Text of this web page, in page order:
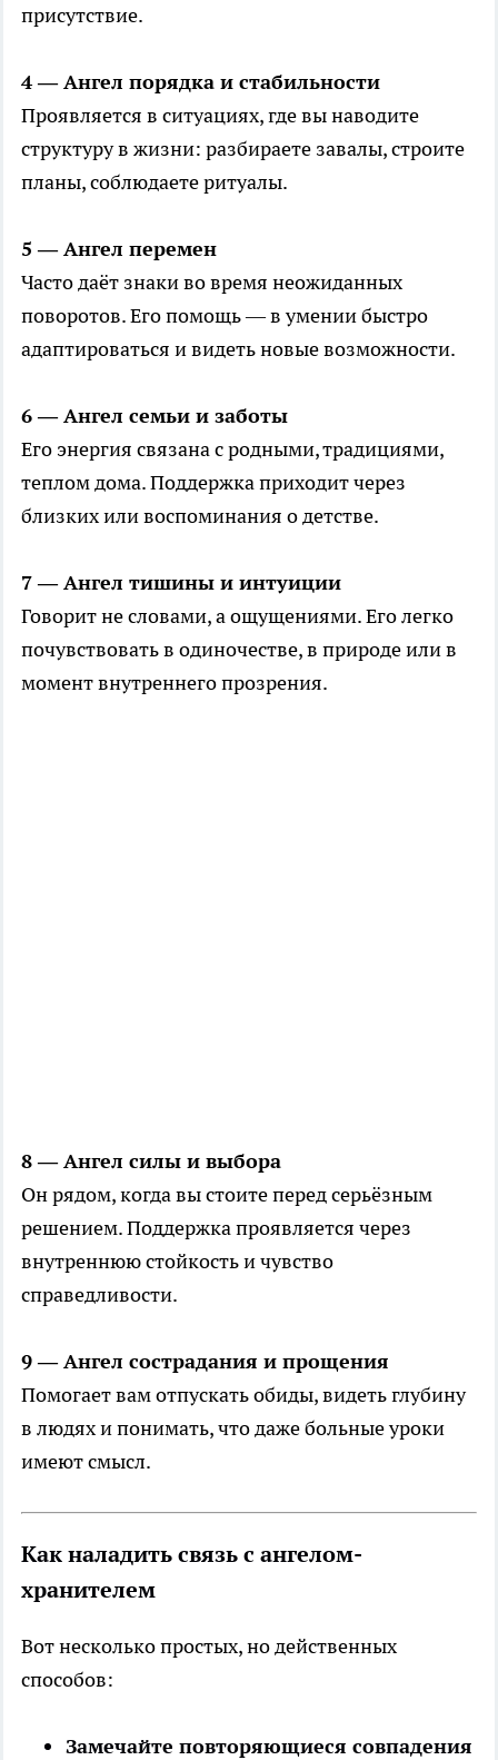
присутствие.
4 — Ангел порядка и стабильности
Проявляется в ситуациях, где вы наводите
структуру в жизни: разбираете завалы, строите
планы, соблюдаете ритуалы.
5 — Ангел перемен
Часто даёт знаки во время неожиданных
поворотов. Его помощь — в умении быстро
адаптироваться и видеть новые возможности.
6 — Ангел семьи и заботы
Его энергия связана с родными, традициями,
теплом дома. Поддержка приходит через
близких или воспоминания о детстве.
7 — Ангел тишины и интуиции
Говорит не словами, а ощущениями. Его легко
почувствовать в одиночестве, в природе или в
момент внутреннего прозрения.
8 — Ангел силы и выбора
Он рядом, когда вы стоите перед серьёзным
решением. Поддержка проявляется через
внутреннюю стойкость и чувство
справедливости.
9 — Ангел сострадания и прощения
Помогает вам отпускать обиды, видеть глубину
в людях и понимать, что даже больные уроки
имеют смысл.
Как наладить связь с ангелом-
хранителем
Вот несколько простых, но действенных
способов:
Замечайте повторяющиеся совпадения